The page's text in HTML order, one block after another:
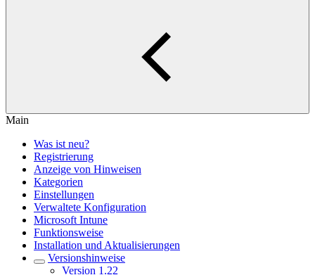
Main
Was ist neu?
Registrierung
Anzeige von Hinweisen
Kategorien
Einstellungen
Verwaltete Konfiguration
Microsoft Intune
Funktionsweise
Installation und Aktualisierungen
Versionshinweise
Version 1.22